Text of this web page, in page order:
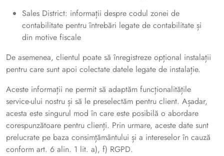
Sales District: informații despre codul zonei de
contabilitate pentru întrebări legate de contabilitate și
din motive fiscale
De asemenea, clientul poate să înregistreze opțional instalații
pentru care sunt apoi colectate datele legate de instalație.
Aceste informații ne permit să adaptăm funcționalitățile
service-ului nostru și să le preselectăm pentru client. Așadar,
acesta este singurul mod în care este posibilă o abordare
corespunzătoare pentru clienți. Prin urmare, aceste date sunt
prelucrate pe baza consimțământului și a intereselor în cauză
conform art. 6 alin. 1 lit. a), f) RGPD.